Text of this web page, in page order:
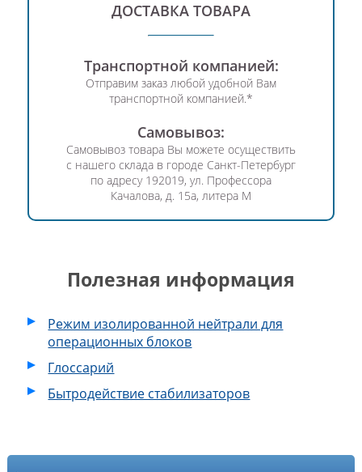
ДОСТАВКА ТОВАРА
Транспортной компанией:
Отправим заказ любой удобной Вам
транспортной компанией.*
Самовывоз:
Самовывоз товара Вы можете осуществить
с нашего склада в городе Санкт-Петербург
по адресу 192019, ул. Профессора
Качалова, д. 15а, литера М
Полезная информация
Режим изолированной нейтрали для
операционных блоков
Глоссарий
Бытродействие стабилизаторов